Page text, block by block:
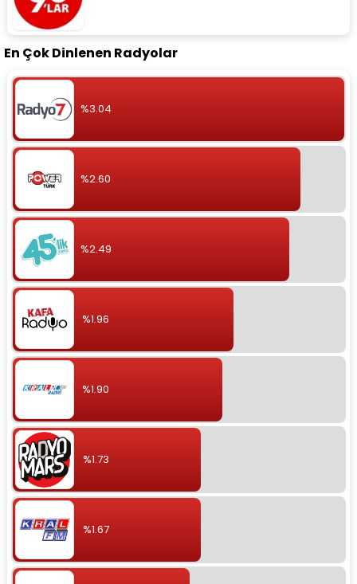
En Çok Dinlenen Radyolar
%3.04
%2.60
%2.49
%1.96
%1.90
%1.73
%1.67